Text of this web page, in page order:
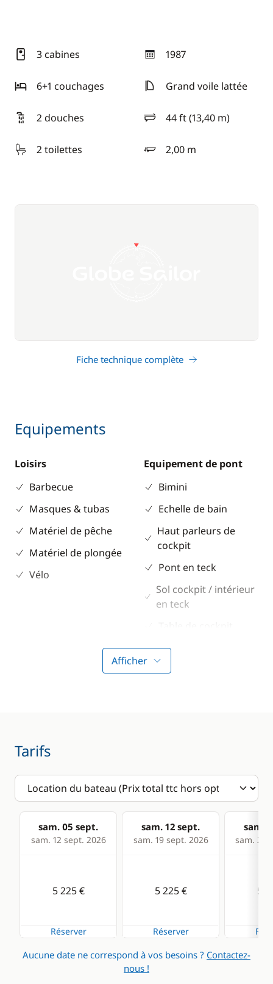
3 cabines 1987
année
6+1 couchages
Grand voile lattée
2 douches 44 ft (13,40 m)
longueur
2 toilettes
2,00 m
tirant d'eau
Fiche technique complète
Equipements
Loisirs
Barbecue
Masques & tubas
Matériel de pêche
Matériel de plongée
Vélo
Equipement de pont
Bimini
Echelle de bain
Haut parleurs de
cockpit
Pont en teck
Sol cockpit / intérieur
en teck
Lecteur de cartes
Loch - Speedo
Pilote automatique
Radar anti-collision
Sondeur
Divers
Cuisinière
Grille pain
Eau chaude
Générateur
Afficher
Tarifs
sam. 05 sept.
sam. 12 sept. 2026
sam. 12 sept.
sam. 19 sept. 2026
sam.
sam. 26
5 225 €
Réserver
5 225 €
Réserver
5
Aucune date ne correspond à vos besoins ? Contactez-
nous !